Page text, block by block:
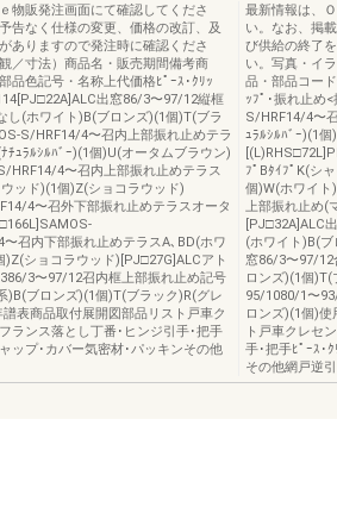
物販発注画面にて確認してくださ
告なく仕様の変更、価格の改訂、及
ありますので発注時に確認くださ
／寸法）商品名・販売期間備考商
品色記号・名称上代価格ﾋﾟｰｽ･ｸﾘｯ
出窓86/3〜97/12縦框
し(ホワイト)B(ブロンズ)(1個)T(ブラ
S/HRF14/4〜召内上部振れ止めテラ
ﾁｭﾗﾙｼﾙﾊﾞｰ)(1個)U(オータムブラウン)
HRF14/4〜召内上部振れ止めテラス
ッド)(1個)Z(ショコラウッド)
4〜召外下部振れ止めテラスオータ
召内下部振れ止めテラスA､BD(ホワ
)Z(ショコラウッド)[PJ□27G]ALCアト
3〜97/12召内框上部振れ止め記号
)B(ブロンズ)(1個)T(ブラック)R(グレ
表商品取付展開図部品リスト戸車ク
ランス落とし丁番･ヒンジ引手･把手
ップ･カバー気密材･パッキンその他
最新情報は、
い。なお、掲
び供給の終了
い。写真・イ
品・部品コー
ｯﾌﾟ･振れ止め
S/HRF14/4〜
ｭﾗﾙｼﾙﾊﾞｰ)(1個
ﾌﾟBﾀｲﾌﾟK(シ
個)W(ホワイ
上部振れ止め(
[PJ□32A]ALC
(ホワイト)B(
窓86/3〜97/12
ロンズ)(1個)T(
95/1080/1〜
ロンズ)(1個)
ト戸車クレセ
手･把手ﾋﾟｰｽ･
その他網戸逆